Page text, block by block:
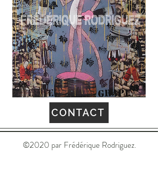
CONTACT
©2020 par Frédérique Rodriguez.